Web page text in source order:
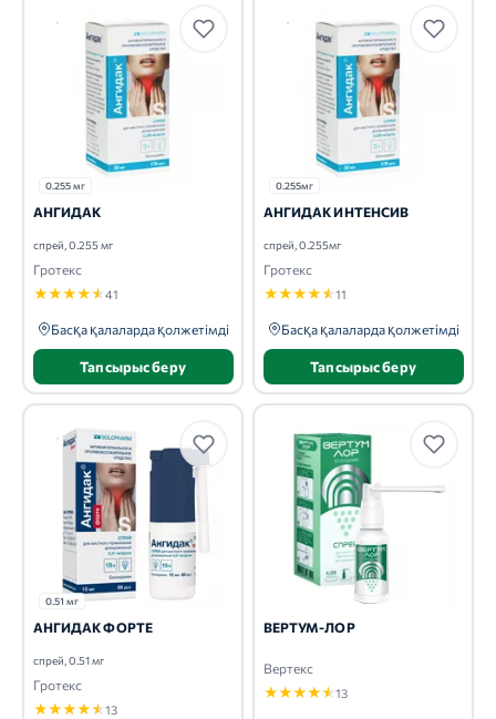
0.255 мг
АНГИДАК
спрей, 0.255 мг
Гротекс
★★★★★41
Басқа қалаларда қолжетімді
Тапсырыс беру
0.255мг
АНГИДАК ИНТЕНСИВ
спрей, 0.255мг
Гротекс
★★★★★11
Басқа қалаларда қолжетімді
Тапсырыс беру
0.51 мг
АНГИДАК ФОРТЕ
спрей, 0.51 мг
Гротекс
★★★★★13
ВЕРТУМ-ЛОР
Вертекс
★★★★★13